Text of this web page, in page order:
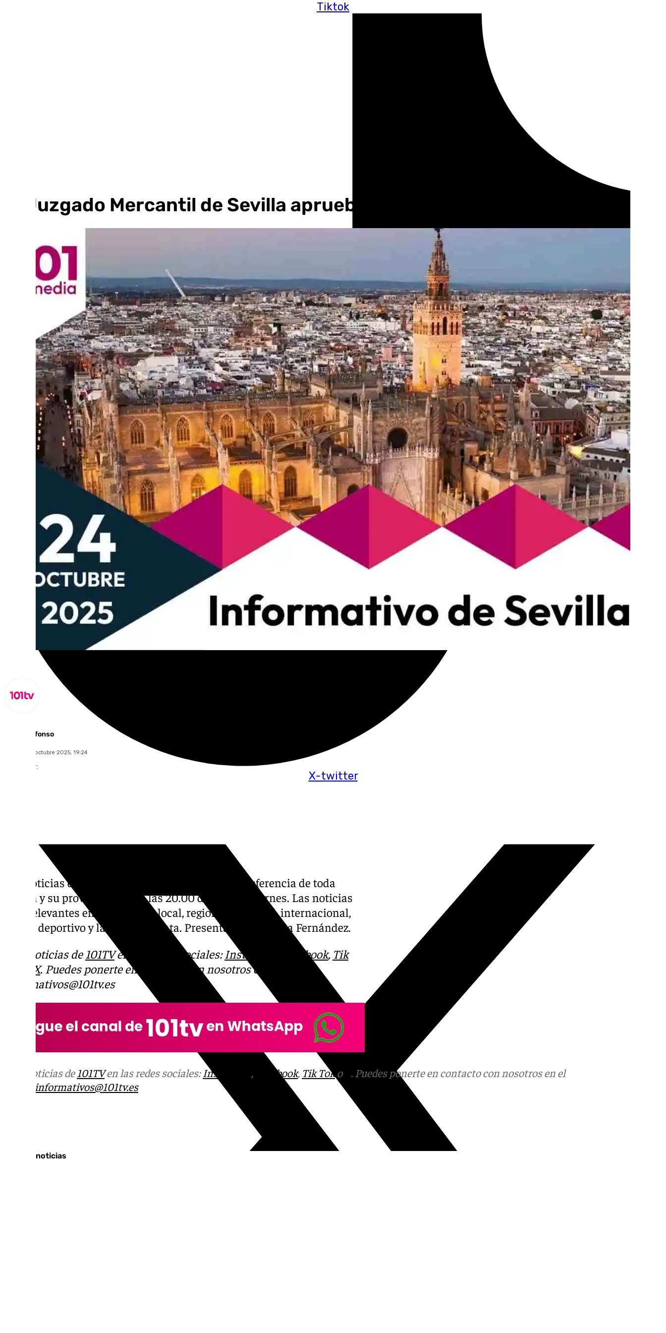
Tiktok
X-twitter
El Juzgado Mercantil de Sevilla aprueba la liquidación de la Cartuja
Miguel Alfonso
viernes, 24 octubre 2025, 19:24
Compartir:
Las noticias de 101tv Sevilla es el informativo de referencia de toda
Sevilla y su provincia. Desde las 20.00 de lunes a viernes. Las noticias
más relevantes en los ámbitos local, regional, nacional, internacional,
social, deportivo y la Semana Santa. Presentado por Marta Fernández.
Más noticias de 101TVen las redes sociales: Instagram Facebook, Tik
X. Puedes ponerte en contacto con nosotros en el correo
informativos@101tv.es
Más noticias de 101TVen las redes sociales: Instagram , Facebook, Tik Tok o
. Puedes ponerte en contacto con nosotros en el
informativos@101tv.es
Últimas noticias